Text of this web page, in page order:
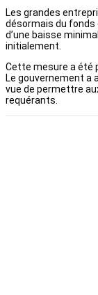
Les grandes
désormais du fonds
d’une baisse
initialement.
Cette mesure a été
Le gouvernement a
vue de permettre
requérants.